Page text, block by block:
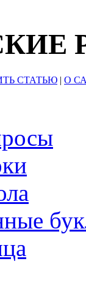
СТАТЬЮ | О